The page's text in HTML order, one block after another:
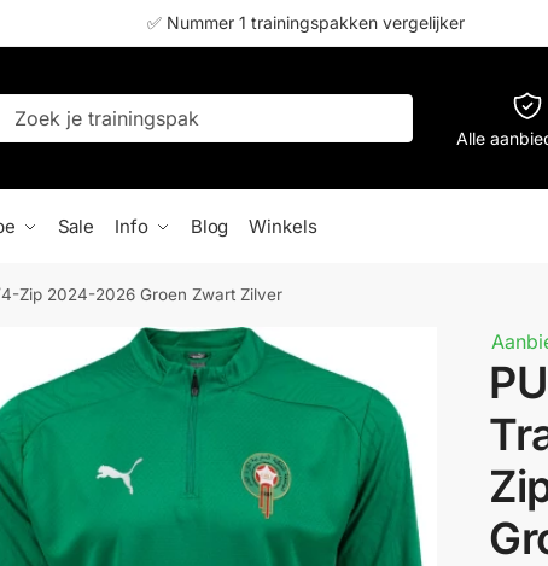
✅ Nummer 1 trainingspakken vergelijker
Alle
Sale Info Blog Winkels
Zip 2024-2026 Groen Zwart Zilver